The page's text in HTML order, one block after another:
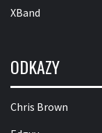
XBand
ODKAZY
Chris Brown